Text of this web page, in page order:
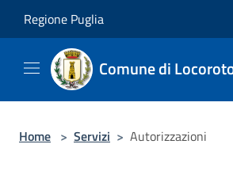
Regione Puglia
Comune di
Home > Servizi > Autorizzazioni